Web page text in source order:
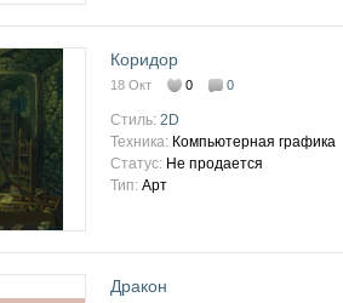
Коридор
18 Окт 0 0
Стиль: 2D
Техника: Компьютерная графика
Статус: Не продается
Тип: Арт
Дракон